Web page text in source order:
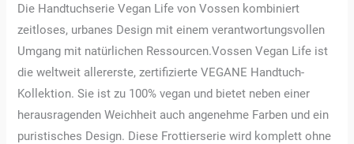
Die Handtuchserie Vegan Life von Vossen kombiniert
zeitloses, urbanes Design mit einem verantwortungsvollen
Umgang mit natürlichen Ressourcen.Vossen Vegan Life ist
die weltweit allererste, zertifizierte VEGANE Handtuch-
Kollektion. Sie ist zu 100% vegan und bietet neben einer
herausragenden Weichheit auch angenehme Farben und ein
puristisches Design. Diese Frottierserie wird komplett ohne